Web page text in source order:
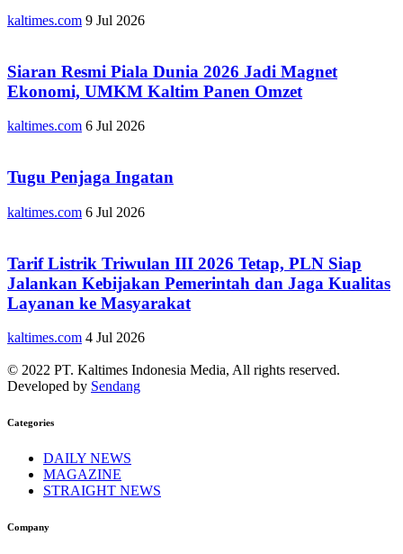
kaltimes.com 9 Jul 2026
Siaran Resmi Piala Dunia 2026 Jadi Magnet
Ekonomi, UMKM Kaltim Panen Omzet
kaltimes.com 6 Jul 2026
Tugu Penjaga Ingatan
kaltimes.com 6 Jul 2026
Tarif Listrik Triwulan III 2026 Tetap, PLN Siap
Jalankan Kebijakan Pemerintah dan Jaga Kualitas
Layanan ke Masyarakat
kaltimes.com 4 Jul 2026
© 2022 PT. Kaltimes Indonesia Media, All rights reserved.
Developed by Sendang
Categories
DAILY NEWS
MAGAZINE
STRAIGHT NEWS
Company